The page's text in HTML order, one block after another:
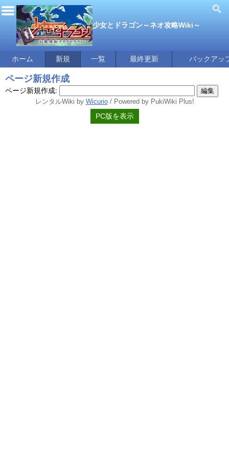
少女とドラゴン～ネオ攻略Wiki～
ホーム 新規 一覧 最終更新 バックアッ
ページ新規作成
ページ新規作成:
レンタルWiki by Wicurio/ Powered by PukiWiki Plus!
PC版を表示